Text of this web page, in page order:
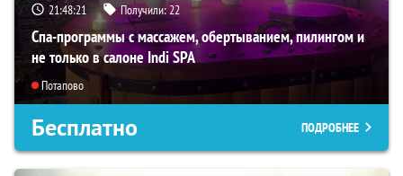
21:48:19 Получили:22
Спа-программы с массажем, обертыванием, пилингом и
не только в салоне Indi SPA
Потапово
Бесплатно ПОДРОБНЕЕ